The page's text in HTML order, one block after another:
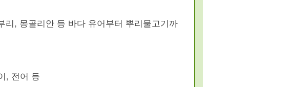
, 몽골리안 등 바다 유어부터 뿌리물고기까
, 전어 등